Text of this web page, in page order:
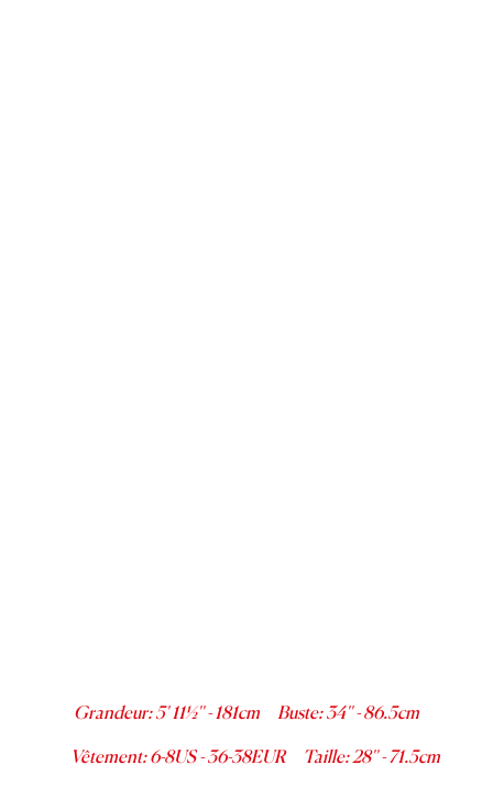
Grandeur:5' 11½''-181cm Buste:34''- 86.5cm
Vêtement:6-8US -36-38EUR Taille:28''-71.5cm